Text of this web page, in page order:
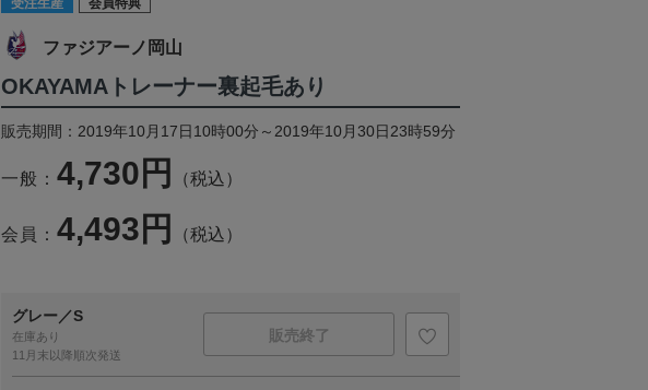
受注生産 会員特典
ファジアーノ岡山
OKAYAMAトレーナー裏起毛あり
販売期間：2019年10月17日10時00分～2019年10月30日23時59分
一般： 4,730円 （税込）
会員： 4,493円 （税込）
グレー／S
在庫あり
11月末以降順次発送
販売終了